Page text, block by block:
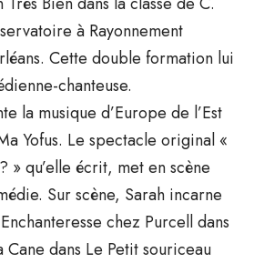
à Rayonnement
Cette double formation lui
chanteuse.
la musique d’Europe de l’Est
Yofus. Le spectacle original «
qu’elle écrit, met en scène
Sur scène, Sarah incarne
chez Purcell dans
dans Le Petit souriceau